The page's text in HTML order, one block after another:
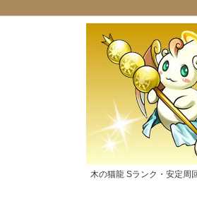
木の猫龍 Sランク・安定周